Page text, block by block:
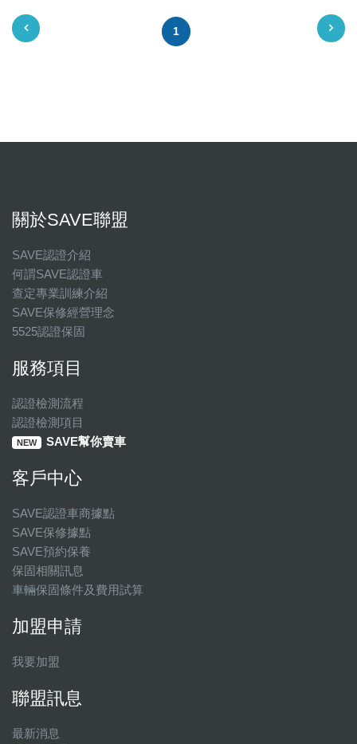
1
關於SAVE聯盟
SAVE認證介紹
何謂SAVE認證車
查定專業訓練介紹
SAVE保修經營理念
5525認證保固
服務項目
認證檢測流程
認證檢測項目
NEW SAVE幫你賣車
客戶中心
SAVE認證車商據點
SAVE保修據點
SAVE預約保養
保固相關訊息
車輛保固條件及費用試算
加盟申請
我要加盟
聯盟訊息
最新消息